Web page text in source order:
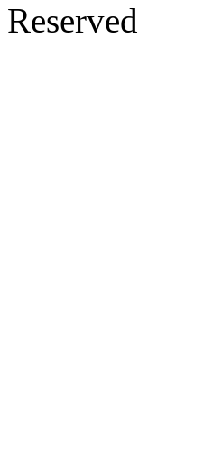
Reserved